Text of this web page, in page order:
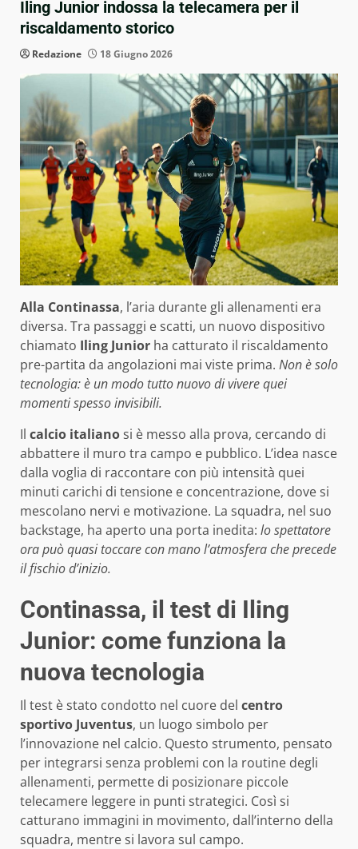
Iling Junior indossa la telecamera per il
riscaldamento storico
Redazione 18 Giugno 2026
Alla Continassa, l’aria durante gli allenamenti era
diversa. Tra passaggi e scatti, un nuovo dispositivo
chiamato Iling Junior ha catturato il riscaldamento
pre-partita da angolazioni mai viste prima. Non è solo
tecnologia: è un modo tutto nuovo di vivere quei
momenti spesso invisibili.
Il calcio italianosi è messo alla prova, cercando di
abbattere il muro tra campo e pubblico. L’idea nasce
dalla voglia di raccontare con più intensità quei
minuti carichi di tensione e concentrazione, dove si
mescolano nervi e motivazione. La squadra, nel suo
backstage, ha aperto una porta inedita: lo spettatore
ora può quasi toccare con mano l’atmosfera che precede
il fischio d’inizio.
Continassa, il test di Iling
Junior: come funziona la
nuova tecnologia
Il test è stato condotto nel cuore del centro
sportivo Juventus, un luogo simbolo per
l’innovazione nel calcio. Questo strumento, pensato
per integrarsi senza problemi con la routine degli
allenamenti, permette di posizionare piccole
telecamere leggere in punti strategici. Così si
catturano immagini in movimento, dall’interno della
squadra, mentre si lavora sul campo.